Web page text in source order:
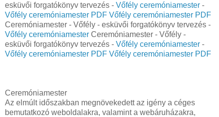
esküvői forgatókönyv tervezés - Vőfély ceremóniamester -
Vőfély ceremóniamester PDF Vőfély ceremóniamester PDF
Ceremóniamester - Vőfély - esküvői forgatókönyv tervezés -
Vőfély ceremóniamester Ceremóniamester - Vőfély -
esküvői forgatókönyv tervezés - Vőfély ceremóniamester -
Vőfély ceremóniamester PDF Vőfély ceremóniamester PDF
Ceremóniamester
Az elmúlt időszakban megnövekedett az igény a céges
bemutatkozó weboldalakra, valamint a webáruházakra,